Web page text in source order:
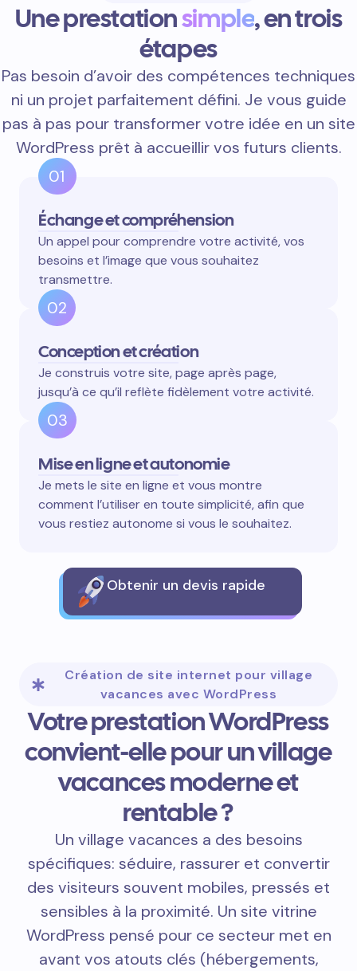
Une prestationsimple, en trois
étapes
Pas besoin d’avoir des compétences techniques
ni un projet parfaitement défini. Je vous guide
pas à pas pour transformer votre idée en un site
WordPress prêt à accueillir vos futurs clients.
01
Échange et compréhension
Un appel pour comprendre votre activité, vos
besoins et l’image que vous souhaitez
transmettre.
02
Conception et création
Je construis votre site, page après page,
jusqu’à ce qu’il reflète fidèlement votre activité.
03
Mise en ligne et autonomie
Je mets le site en ligne et vous montre
comment l’utiliser en toute simplicité, afin que
vous restiez autonome si vous le souhaitez.
Obtenir un devis rapide
Création de site internet pour village
vacances avec WordPress
Votre prestation WordPress
convient-elle pour un village
vacances moderne et
rentable ?
Un village vacances a des besoins
spécifiques: séduire, rassurer et convertir
des visiteurs souvent mobiles, pressés et
sensibles à la proximité. Un site vitrine
WordPress pensé pour ce secteur met en
avant vos atouts clés (hébergements,